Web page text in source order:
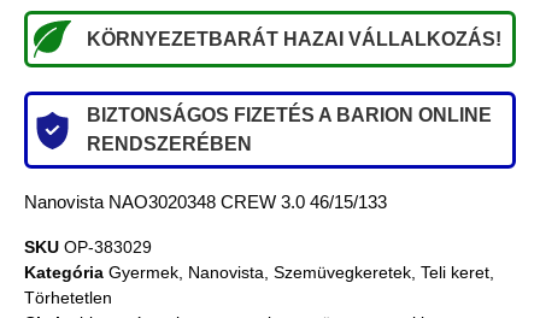
KÖRNYEZETBARÁT HAZAI VÁLLALKOZÁS!
BIZTONSÁGOS FIZETÉS A BARION ONLINE
RENDSZERÉBEN
Nanovista NAO3020348 CREW 3.0 46/15/133
SKU OP-383029
Kategória Gyermek Nanovista Szemüvegkeretek Teli keret
Törhetetlen